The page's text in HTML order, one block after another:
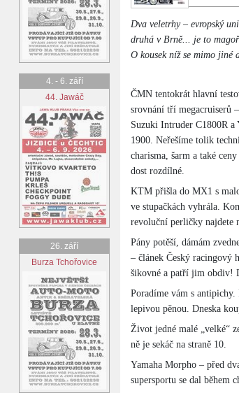
Dva veletrhy – evropský
druhá v Brně... je to
O kousek níž se mimo jiné
ČMN tentokrát hlavní
srovnání tří megacruiserů
Suzuki Intruder C1800R a
1900. Neřešíme tolik
charisma, šarm a také
dost rozdílné.
KTM přišla do MX1 s
ve stupačkách vyhrála.
revoluční perličky najdete
Pány potěší, dámám
– článek Český racingový
šikovné a patří jim obdiv!
Poradíme vám s
lepivou pěnou. Dneska
Život jedné malé „velké“
ně je sekáč na straně 10.
Yamaha Morpho – před
supersportu se dal během
4. - 6. září
44. Jawáč
26. září
Burza Tchořovice